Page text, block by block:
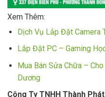
Xem Thêm:
Dịch Vụ Lắp Đặt Camera
Lắp Đặt PC – Gaming
Mua Bán Sửa Chữa –
Dương
Công Ty TNHH Thành